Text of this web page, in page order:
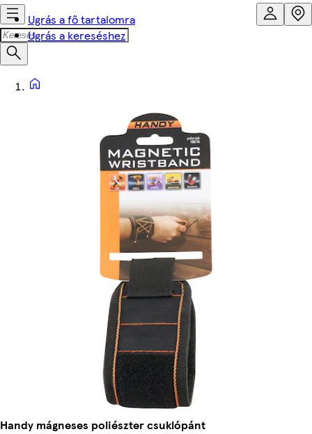
Ugrás a fő tartalomra
Ugrás a kereséshez
Handy mágneses poliészter csuklópánt